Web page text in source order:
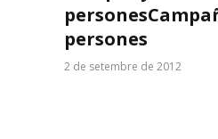
persones
persones
2 de setembre de 2012